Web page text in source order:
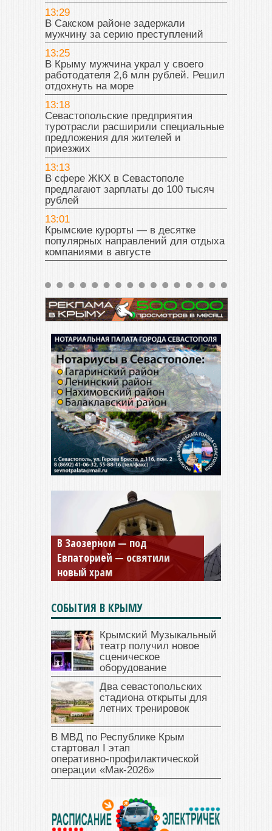
13:29
В Сакском районе задержали
мужчину за серию преступлений
13:25
В Крыму мужчина украл у своего
работодателя 2,6 млн рублей. Решил
отдохнуть на море
13:18
Севастопольские предприятия
туротрасли расширили специальные
предложения для жителей и
приезжих
13:13
В сфере ЖКХ в Севастополе
предлагают зарплаты до 100 тысяч
рублей
13:01
Крымские курорты — в десятке
популярных направлений для отдыха
компаниями в августе
Мужской монастырь Косьмы
и Дамиана в Крыму вновь
открыт для посещения
СОБЫТИЯ В КРЫМУ
Крымский Музыкальный
театр получил новое
сценическое
оборудование
Два севастопольских
стадиона открыты для
летних тренировок
В МВД по Республике Крым
стартовал I этап
оперативно‑профилактической
операции «Мак‑2026»